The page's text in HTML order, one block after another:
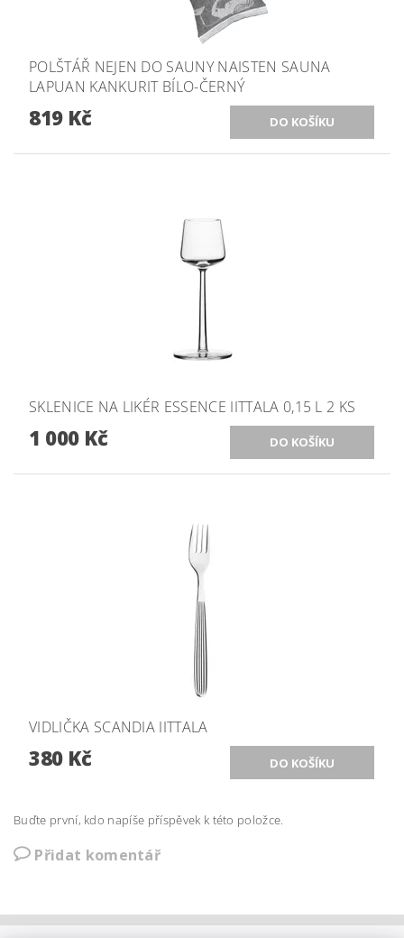
POLŠTÁŘ NEJEN DO SAUNY NAISTEN SAUNA
LAPUAN KANKURIT BÍLO-ČERNÝ
819 Kč
SKLENICE NA LIKÉR ESSENCE IITTALA 0,15 L 2 KS
1 000 Kč
VIDLIČKA SCANDIA IITTALA
380 Kč
Buďte první, kdo napíše příspěvek k této položce.
Přidat komentář